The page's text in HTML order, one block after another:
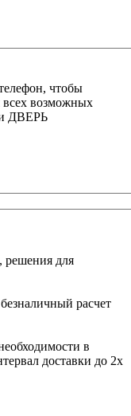
чтобы
всех возможных
ДВЕРЬ
решения для
расчет
в
доставки до 2х